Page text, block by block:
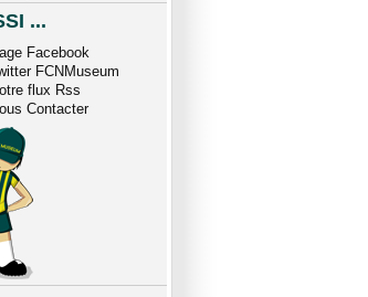
...
Facebook
FCNMuseum
flux Rss
Contacter